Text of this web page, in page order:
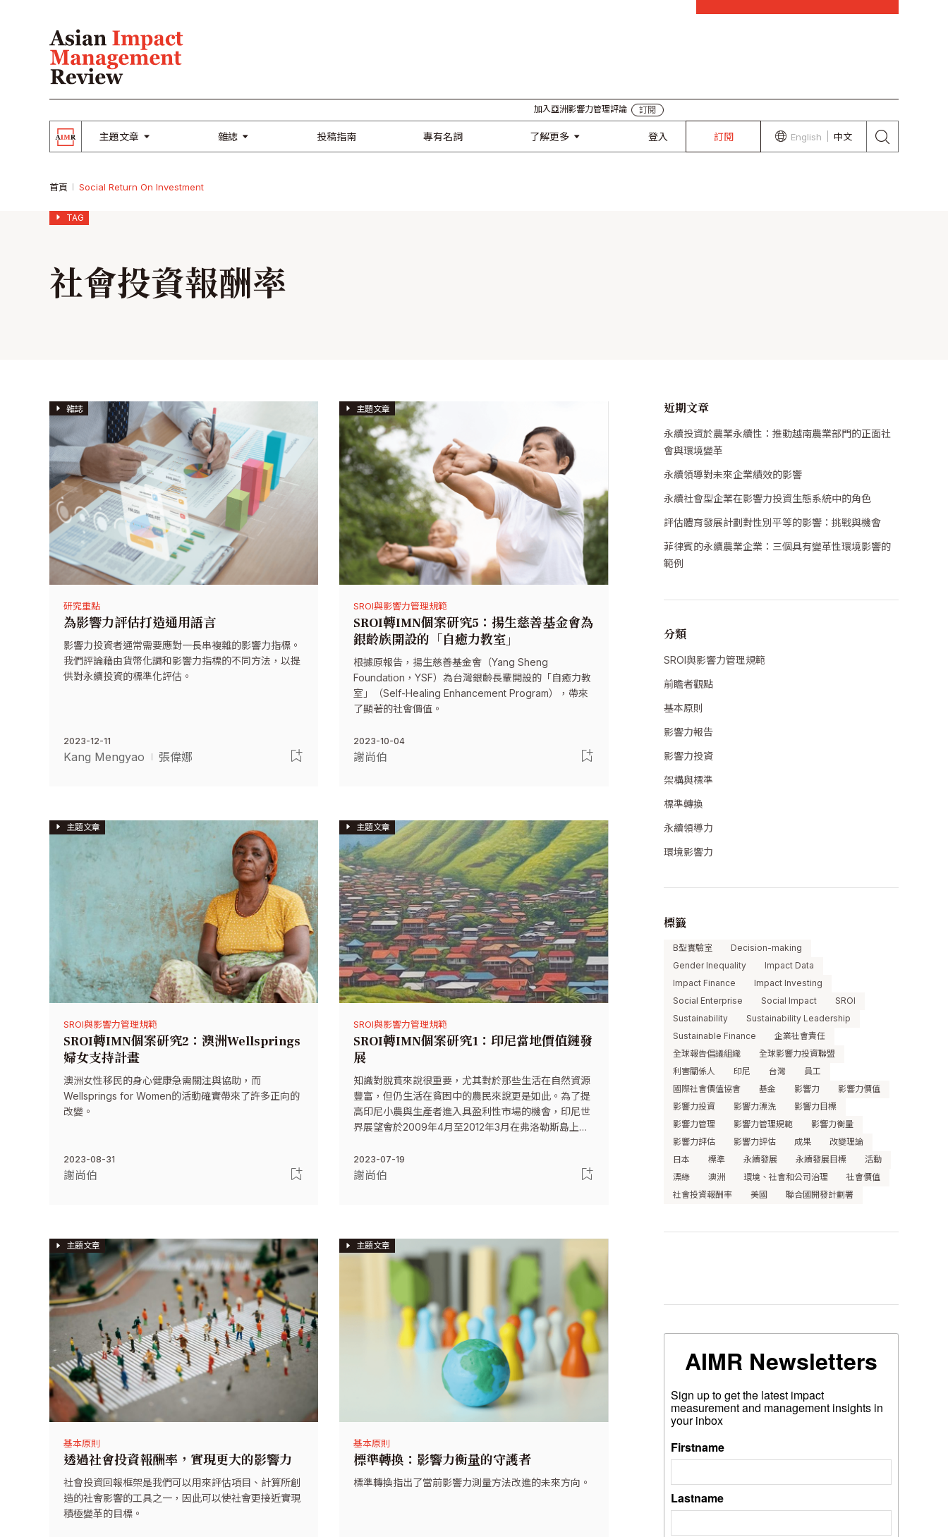
加入亞洲影響力管理評論 訂閱
主題文章 雜誌 投稿指南 專有名詞 了解更多 登入 English 中文
訂閱
首頁 Social Return On Investment
TAG
社會投資報酬率
雜誌
研究重點
為影響力評估打造通用語言
影響力投資者通常需要應對一長串複雜的影響力指標。
我們評論藉由貨幣化調和影響力指標的不同方法，以提
供對永續投資的標準化評估。
2023-12-11
Kang Mengyao 張偉娜
主題文章
SROI與影響力管理規範
SROI轉IMN個案研究5：揚生慈善基金會為
銀齡族開設的「自癒力教室」
根據原報告，揚生慈善基金會（Yang Sheng
Foundation，YSF）為台灣銀齡長輩開設的「自癒力教
室」（Self-Healing Enhancement Program），帶來
了顯著的社會價值。
2023-10-04
謝尚伯
主題文章
SROI與影響力管理規範
SROI轉IMN個案研究2：澳洲Wellsprings
婦女支持計畫
澳洲女性移民的身心健康急需關注與協助，而
Wellsprings for Women的活動確實帶來了許多正向的
改變。
2023-08-31
謝尚伯
主題文章
SROI與影響力管理規範
SROI轉IMN個案研究1：印尼當地價值鏈發
展
知識對脫貧來說很重要，尤其對於那些生活在自然資源
豐富，但仍生活在貧困中的農民來說更是如此。為了提
高印尼小農與生產者進入具盈利性市場的機會，印尼世
界展望會於2009年4月至2012年3月在弗洛勒斯島上的
Chain Development，簡稱LVCD）」計畫。
2023-07-19
謝尚伯
主題文章
基本原則
透過社會投資報酬率，實現更大的影響力
社會投資回報框架是我們可以用來評估項目、計算所創
造的社會影響的工具之一，因此可以使社會更接近實現
積極變革的目標。
主題文章
基本原則
標準轉換：影響力衡量的守護者
標準轉換指出了當前影響力測量方法改進的未來方向。
近期文章
永續投資於農業永續性：推動越南農業部門的正面社
會與環境變革
永續領導對未來企業績效的影響
永續社會型企業在影響力投資生態系統中的角色
評估體育發展計劃對性別平等的影響：挑戰與機會
菲律賓的永續農業企業：三個具有變革性環境影響的
範例
分類
SROI與影響力管理規範
前瞻者觀點
基本原則
影響力報告
影響力投資
架構與標準
標準轉換
永續領導力
環境影響力
標籤
B型實驗室
Decision-making
Gender Inequality
Impact Data
Impact Finance
Impact Investing
Social Enterprise
Social Impact
SROI
Sustainability
Sustainability Leadership
Sustainable Finance
企業社會責任
全球報告倡議組織
全球影響力投資聯盟
利害關係人
印尼 台灣
員工
國際社會價值協會
基金 影響力
影響力價值
影響力投資
影響力漂洗
影響力目標
影響力管理
影響力管理規範
影響力衡量
影響力評估
影響力評估 成果
改變理論
日本
標準 永續發展 永續發展目標
活動
漂綠
澳洲 環境、社會和公司治理
社會價值
社會投資報酬率
美國 聯合國開發計劃署